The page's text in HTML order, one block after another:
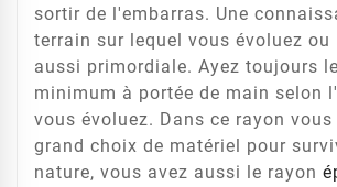
sortir de l'embarras. Une
terrain sur lequel vous évoluez ou
aussi primordiale. Ayez toujours
minimum à portée de main selon
vous évoluez. Dans ce rayon
grand choix de matériel pour
nature, vous avez aussi le rayon